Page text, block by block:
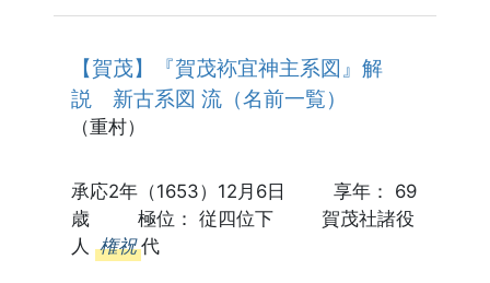
【賀茂】『賀茂袮宜神主系図』解
説 新古系図 流（名前一覧）
（重村）
承応2年（1653）12月6日 享年： 69
歳 極位： 従四位下 賀茂社諸役
人 権祝 代